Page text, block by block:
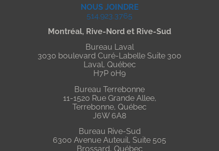
NOUS JOINDRE
514.923.3765
Montréal, Rive-Nord et Rive-Sud
Bureau Laval
3030 boulevard Curé-Labelle Suite 300
Laval, Québec
H7P 0H9
Bureau Terrebonne
11-1520 Rue Grande Allee,
Terrebonne, Québec
J6W 6A8
Bureau Rive-Sud
6300 Avenue Auteuil, Suite 505
Brossard, Québec